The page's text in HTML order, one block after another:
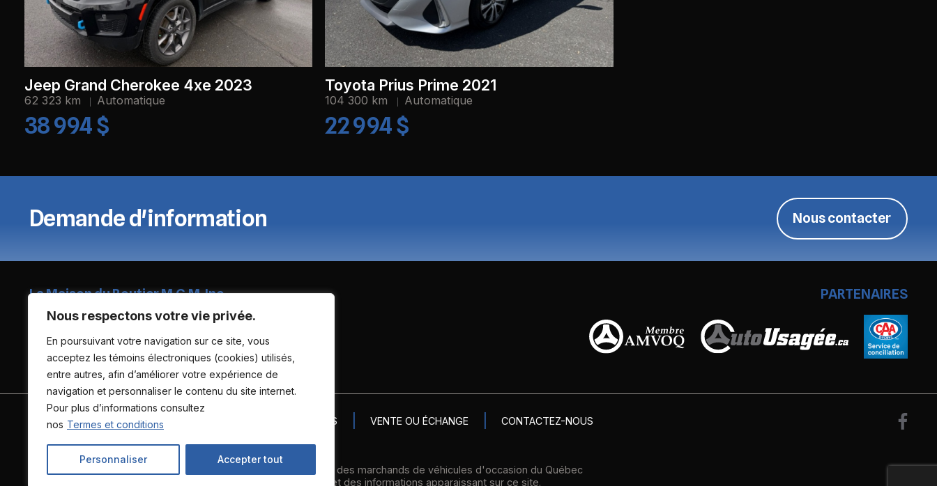
Nous respectons votre vie privée.
En poursuivant votre navigation sur ce site, vous
acceptez les témoins électroniques (cookies) utilisés,
entre autres, afin d’améliorer votre expérience de
navigation et personnaliser le contenu du site internet.
Pour plus d’informations consultez
nos Termes et conditions
Personnaliser Accepter tout
Jeep Grand Cherokee 4xe 2023
62 323 km Automatique
38 994 $
Toyota Prius Prime 2021
104 300 km Automatique
22 994 $
Demande d'information Nous contacter
La Maison du Routier M.G.M. Inc.
904 route du Président-Kennedy, Lévis (Québec), G6C 1A5
(418) 837-6988
PARTENAIRES
ACCUEIL INVENTAIRE SERVICES VENTE OU ÉCHANGE CONTACTEZ-NOUS
Association des marchands de véhicules d'occasion du Québec
AMVOQ ne se tient pas responsable du contenu, de la publicité et des informations apparaissant sur ce site.